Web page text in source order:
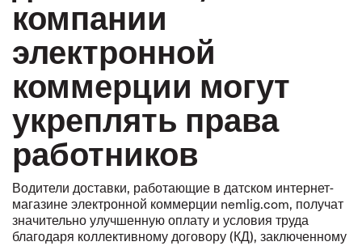
компании
электронной
коммерции могут
укреплять права
работников
Водители доставки, работающие в датском интернет-
магазине электронной коммерции nemlig.com, получат
значительно улучшенную оплату и условия труда
благодаря коллективному договору (КД), заключенному